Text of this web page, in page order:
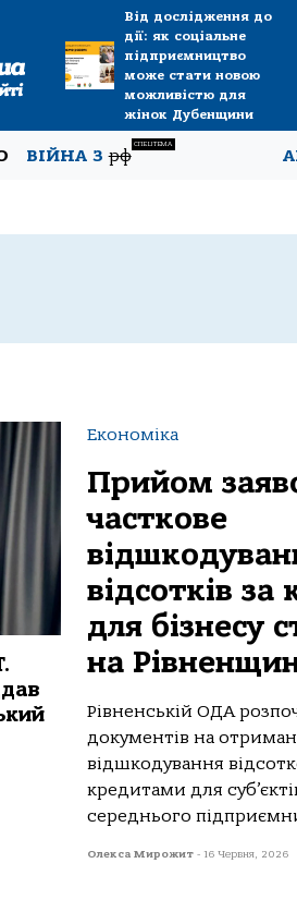
Від дослідження до
дії: як соціальне
підприємництво
може стати новою
можливістю для
жінок Дубенщини
ВІЙНА Зрф
СПЕЦТЕМА
Економіка
Прийом
часткове
відсотків
для бізнесу
на
Рівненській ОДА
документів на
відшкодування
кредитами для
середнього
Олекса Мирожит - 16 Червня, 2026